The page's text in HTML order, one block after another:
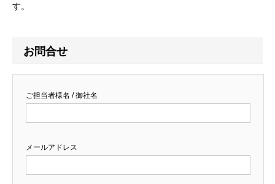
す。
お問合せ
ご担当者様名 / 御社名
メールアドレス